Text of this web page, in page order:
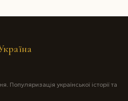
Популяризація української історії та